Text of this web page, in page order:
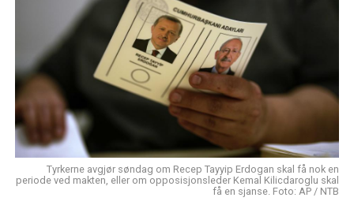
Tyrkerne avgjør søndag om Recep Tayyip Erdogan skal få nok en
periode ved makten, eller om opposisjonsleder Kemal Kilicdaroglu skal
få en sjanse. Foto: AP / NTB